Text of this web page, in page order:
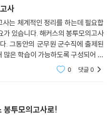
답안지 5회분을 수록하였습니
작성하는 것처럼 감각을 익히며 실
핵심포인트 & 행정법, 경영학 핵심
사
는 체계적인 정리를 하는데 필요합
가 있습니다. 해커스의 봉투모의고사
. 그동안의 군무원 군수직에 출제된
은 학습이 가능하도록 구성되어 있
을 위한 대비를 위해 꼭 보시기를 바
0 댓글0
봉투모의고사로!